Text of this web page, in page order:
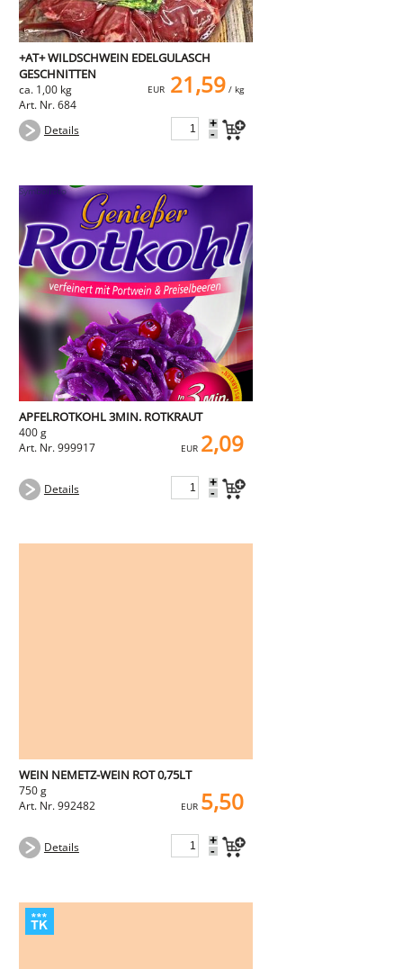
+AT+ WILDSCHWEIN EDELGULASCH
GESCHNITTEN
ca. 1,00 kg
Art. Nr. 684
EUR 21,59/ kg
Details +
-
APFELROTKOHL 3MIN. ROTKRAUT
400 g
Art. Nr. 999917
EUR 2,09
Details +
-
WEIN NEMETZ-WEIN ROT 0,75LT
750 g
Art. Nr. 992482
EUR 5,50
Details +
-